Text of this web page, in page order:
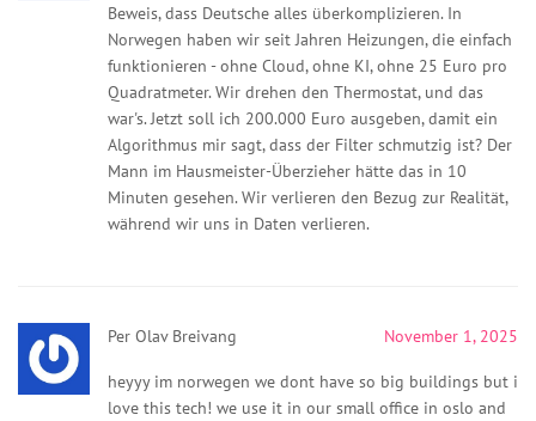
Beweis, dass Deutsche alles überkomplizieren. In
Norwegen haben wir seit Jahren Heizungen, die einfach
funktionieren - ohne Cloud, ohne KI, ohne 25 Euro pro
Quadratmeter. Wir drehen den Thermostat, und das
war's. Jetzt soll ich 200.000 Euro ausgeben, damit ein
Algorithmus mir sagt, dass der Filter schmutzig ist? Der
Mann im Hausmeister-Überzieher hätte das in 10
Minuten gesehen. Wir verlieren den Bezug zur Realität,
während wir uns in Daten verlieren.
Per Olav Breivang November 1, 2025
heyyy im norwegen we dont have so big buildings but i
love this tech! we use it in our small office in oslo and